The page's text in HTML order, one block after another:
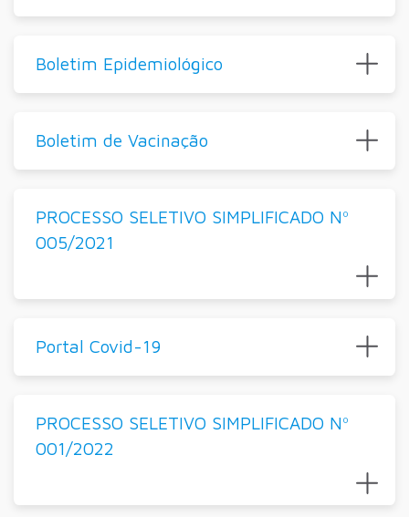
Boletim Epidemiológico
Boletim de Vacinação
PROCESSO SELETIVO SIMPLIFICADO Nº
005/2021
Portal Covid-19
PROCESSO SELETIVO SIMPLIFICADO Nº
001/2022